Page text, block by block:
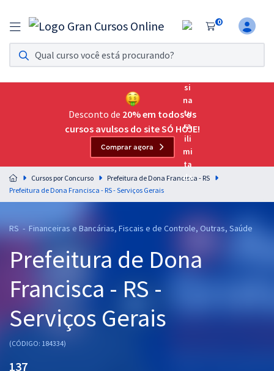
0
Assinatura Ilimitada 11
Acesso a todos os cursos. Teste grátis por 7 dias!
Assinatura OAB Até Passar
Acesso ilimitado a toda preparação para o Exame da
Residências Multiprofissionais
Preparação completa e intensiva para as principais
residências em saúde do Brasil
Cursos 20% OFF
Pós
Graduação
OAB
Mentorias
Desconto de 20% em todos os
cursos avulsos do site SÓ HOJE!
Comprar agora
Cursos por Concurso
Prefeitura de Dona Francisca - RS
Prefeitura de Dona Francisca - RS - Serviços Gerais
RS - Financeiras e Bancárias, Fiscais e de Controle, Outras, Saúde
Prefeitura de Dona
Francisca - RS -
Serviços Gerais
(CÓDIGO: 184334)
137